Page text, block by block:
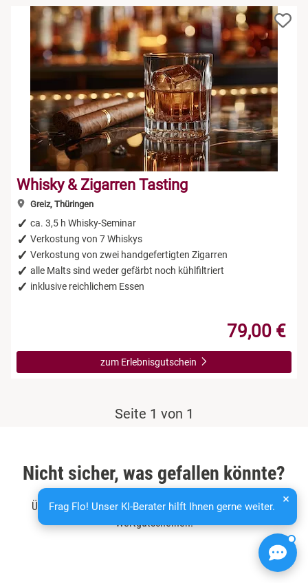
Whisky & Zigarren Tasting
Greiz, Thüringen
ca. 3,5 h Whisky-Seminar
Verkostung von 7 Whiskys
Verkostung von zwei handgefertigten Zigarren
alle Malts sind weder gefärbt noch kühlfiltriert
inklusive reichlichem Essen
79,00 €
zum Erlebnisgutschein
Seite 1 von 1
Nicht sicher, was gefallen könnte?
Überlassen Sie dem Beschenkten die Wahl mit unseren
Wertgutscheinen:
Frag Flo! Unser KI-Berater hilft Ihnen gerne weiter.